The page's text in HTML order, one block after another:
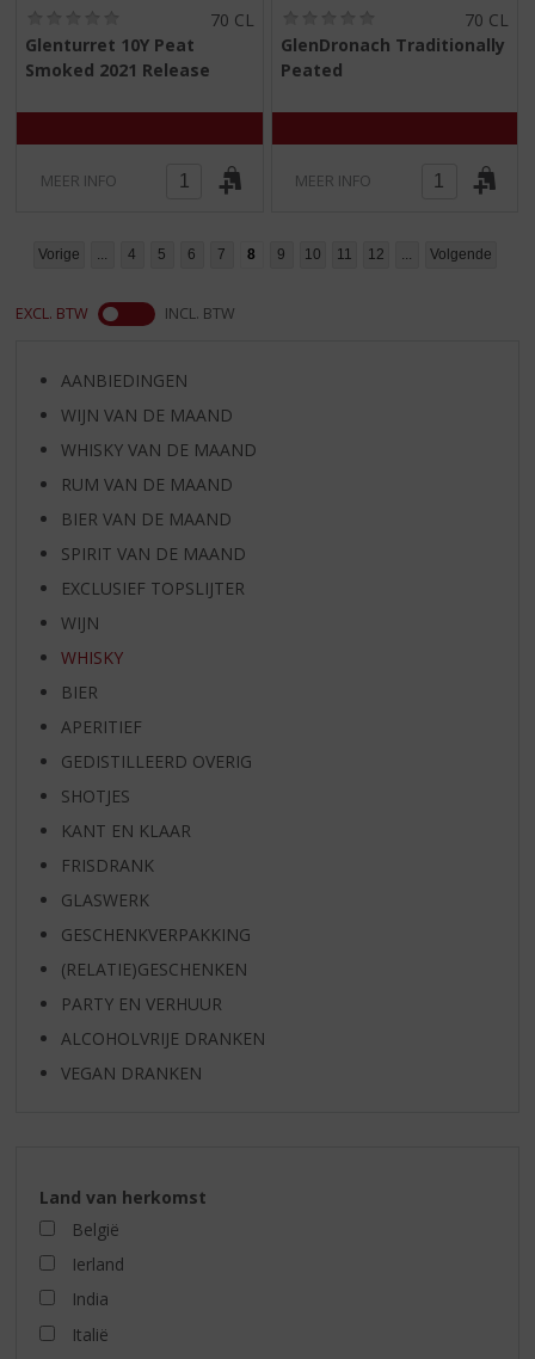
,
0
5
70 CL
Glenturret 10Y Peat
Smoked 2021 Release
MEER INFO
5
70 CL
GlenDronach Traditionally
Peated
MEER INFO
Vorige ... 4 5 6 7 8 9 10 11 12 ... Volgende
EXCL. BTW INCL. BTW
AANBIEDINGEN
WIJN VAN DE MAAND
WHISKY VAN DE MAAND
RUM VAN DE MAAND
BIER VAN DE MAAND
SPIRIT VAN DE MAAND
EXCLUSIEF TOPSLIJTER
WIJN
WHISKY
BIER
APERITIEF
GEDISTILLEERD OVERIG
SHOTJES
KANT EN KLAAR
FRISDRANK
GLASWERK
GESCHENKVERPAKKING
(RELATIE)GESCHENKEN
PARTY EN VERHUUR
ALCOHOLVRIJE DRANKEN
VEGAN DRANKEN
Land van herkomst
België
Ierland
India
Italië